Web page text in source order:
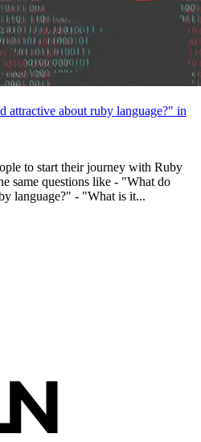
attractive about ruby language?" in
to start their journey with Ruby
same questions like - "What do
language?" - "What is it...